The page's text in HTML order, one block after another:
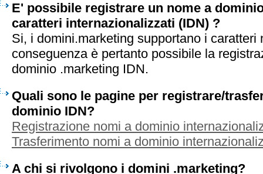
E' possibile registrare un nome a
caratteri internazionalizzati (IDN) ?
Si, i domini.marketing supportano i caratteri
conseguenza è pertanto possibile la
dominio .marketing IDN.
Quali sono le pagine per registrare/
dominio IDN?
Registrazione nomi a dominio
Trasferimento nomi a dominio
A chi si rivolgono i domini .marketing?